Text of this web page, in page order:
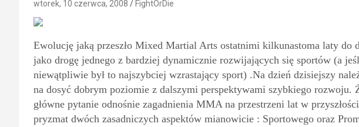
wtorek, 10 czerwca, 2008 FightOrDie
Ewolucję jaką przeszło Mixed Martial Arts ostatnimi kilkunastoma laty do
jako drogę jednego z bardziej dynamicznie rozwijających się sportów (a
niewątpliwie był to najszybciej wzrastający sport) .Na dzień dzisiejszy
na dosyć dobrym poziomie z dalszymi perspektywami szybkiego rozwoju.
główne pytanie odnośnie zagadnienia MMA na przestrzeni lat w
pryzmat dwóch zasadniczych aspektów mianowicie : Sportowego oraz